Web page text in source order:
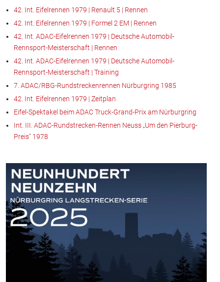
42. Int. Eifelrennen 1979 | Renault 5 | Rennen
42. Int. Eifelrennen 1979 | Formel 2 EM | Rennen
42. Int. ADAC-Eifelrennen 1979 | Deutsche Automobil-
Rennsport-Meisterschaft | Rennen
42. Int. ADAC-Eifelrennen 1979 | Deutsche Automobil-
Rennsport-Meisterschaft | Training
7. ADAC/RBG-Rundstreckenrennen Nürburgring 1985
42. Int. Eifelrennen 1979 | Zeitplan
Eifel-Spektakel beim ADAC Truck-Grand-Prix am Nürburgring
Int. III. ADAC-Rundstrecken-Rennen Neuss „Um den Pierburg-
Preis" 1978